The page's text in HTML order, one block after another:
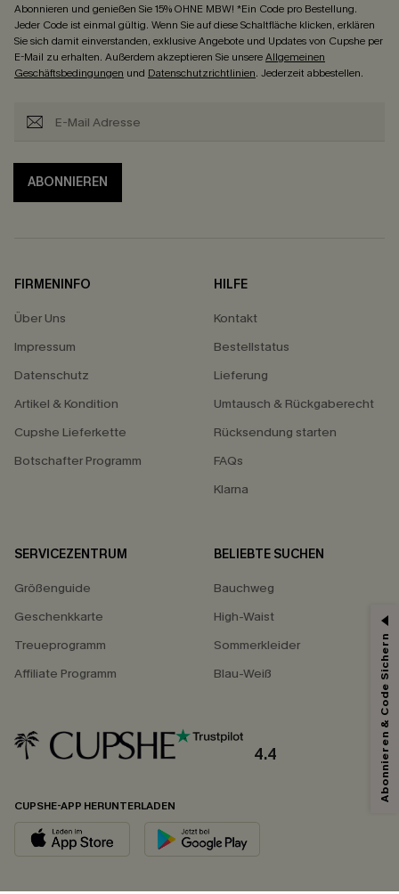
Abonnieren und genießen Sie 15% OHNE MBW! *Ein Code pro Bestellung.
Jeder Code ist einmal gültig. Wenn Sie auf diese Schaltfläche klicken, erklären
Sie sich damit einverstanden, exklusive Angebote und Updates von Cupshe per
E-Mail zu erhalten. Außerdem akzeptieren Sie unsereAllgemeinen
Geschäftsbedingungen und Datenschutzrichtlinien. Jederzeit abbestellen.
ABONNIEREN
FIRMENINFO
Über Uns
Impressum
Datenschutz
Artikel & Kondition
Cupshe Lieferkette
Botschafter Programm
HILFE
Kontakt
Bestellstatus
Lieferung
Umtausch & Rückgaberecht
Rücksendung starten
FAQs
Klarna
SERVICEZENTRUM
Größenguide
Geschenkkarte
Treueprogramm
Affiliate Programm
BELIEBTE SUCHEN
Bauchweg
High-Waist
Sommerkleider
Blau-Weiß
4.4
CUPSHE-APP HERUNTERLADEN
Abonnieren & Code Sichern